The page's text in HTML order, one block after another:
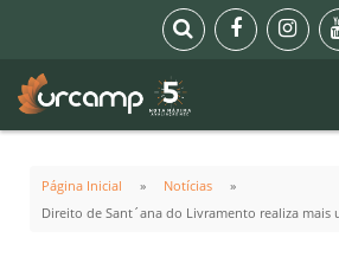
Página Inicial
Notícias
Direito de Sant´ana do Livramento realiza mais